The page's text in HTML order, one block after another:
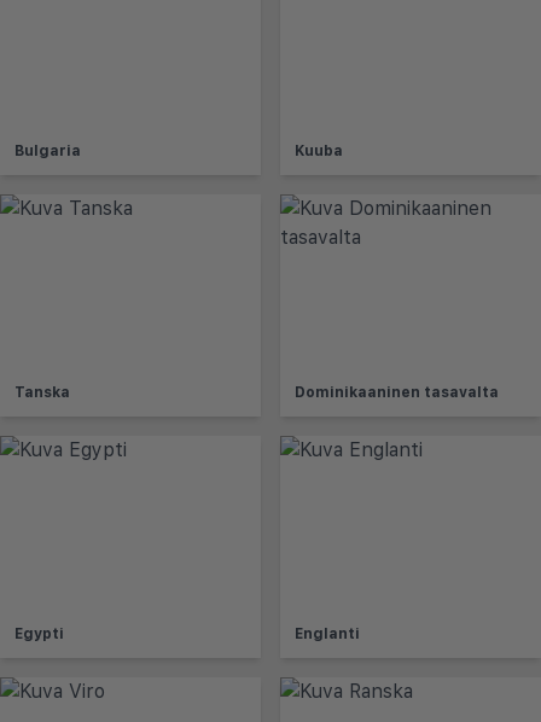
Bulgaria Kuuba
Tanska Dominikaaninen tasavalta
Egypti Englanti